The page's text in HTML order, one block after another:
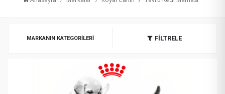
MARKANIN KATEGORILERI FİLTRELE